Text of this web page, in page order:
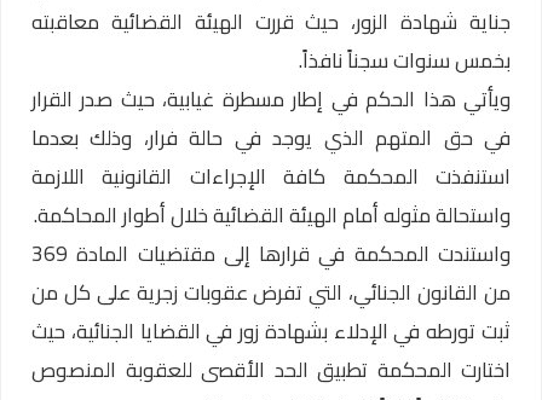
جناية شهادة الزور، حيث قررت الهيئة القضائية معاقبته
بخمس سنوات سجناً نافذاً.
ويأتي هذا الحكم في إطار مسطرة غيابية، حيث صدر القرار
في حق المتهم الذي يوجد في حالة فرار، وذلك بعدما
استنفذت المحكمة كافة الإجراءات القانونية اللازمة
واستحالة مثوله أمام الهيئة القضائية خلال أطوار المحاكمة.
واستندت المحكمة في قرارها إلى مقتضيات المادة 369
من القانون الجنائي، التي تفرض عقوبات زجرية على كل من
ثبت تورطه في الإدلاء بشهادة زور في القضايا الجنائية، حيث
اختارت المحكمة تطبيق الحد الأقصى للعقوبة المنصوص